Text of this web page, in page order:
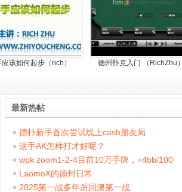
该如何起步（rich） 德州扑克入门 （RichZhu）
最新热帖
德扑新手首次尝试线上cash朋友局
这手AK怎样打才好呢？
wpk zoom1-2-4目前10万手牌，+4bb/100
LaomoX的德州日常
2025第一战多年后回澳第一战